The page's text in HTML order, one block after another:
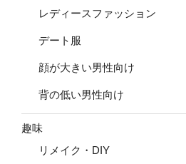
レディースファッション
デート服
顔が大きい男性向け
背の低い男性向け
趣味
リメイク・DIY